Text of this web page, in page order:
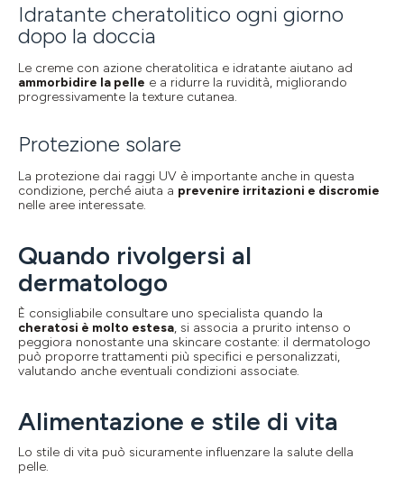
Idratante cheratolitico ogni giorno
dopo la doccia
Le creme con azione cheratolitica e idratante aiutano ad
ammorbidire la pelle e a ridurre la ruvidità, migliorando
progressivamente la texture cutanea.
Protezione solare
La protezione dai raggi UV è importante anche in questa
condizione, perché aiuta a prevenire irritazioni e discromie
nelle aree interessate.
Quando rivolgersi al
dermatologo
È consigliabile consultare uno specialista quando la
cheratosi è molto estesa, si associa a prurito intenso o
peggiora nonostante una skincare costante: il dermatologo
può proporre trattamenti più specifici e personalizzati,
valutando anche eventuali condizioni associate.
Alimentazione e stile di vita
Lo stile di vita può sicuramente influenzare la salute della
pelle.